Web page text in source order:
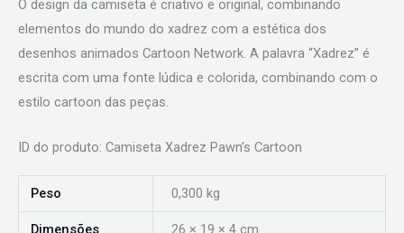
O design da camiseta é criativo e original, combinando
elementos do mundo do xadrez com a estética dos
desenhos animados Cartoon Network. A palavra “Xadrez” é
escrita com uma fonte lúdica e colorida, combinando com o
estilo cartoon das peças.
ID do produto: Camiseta Xadrez Pawn’s Cartoon
Peso 0,300 kg
Dimensões 26 × 19 × 4 cm